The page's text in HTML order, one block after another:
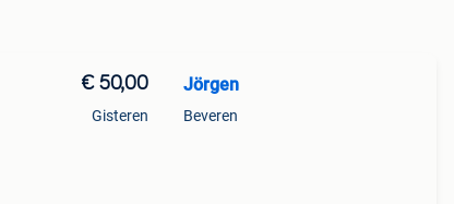
€ 50,00
Gisteren
Jörgen
Beveren